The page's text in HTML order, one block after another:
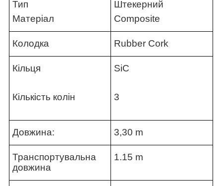
Тип
Матеріал
Штекерний
Composite
Колодка Rubber Cork
Кільця
Кількість колін
SiC
3
Довжина: 3,30 m
Транспортувальна
довжина
1.15 m